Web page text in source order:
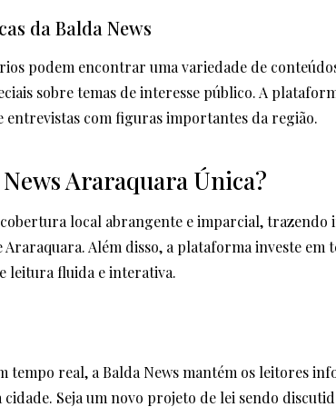
da Balda News
podem encontrar uma variedade de
sobre temas de interesse público. A
entrevistas com figuras importantes da região.
Araraquara Única?
cobertura local abrangente e imparcial, trazendo
Além disso, a plataforma investe em
leitura fluida e interativa.
tempo real, a Balda News mantém os leitores
Seja um novo projeto de lei sendo